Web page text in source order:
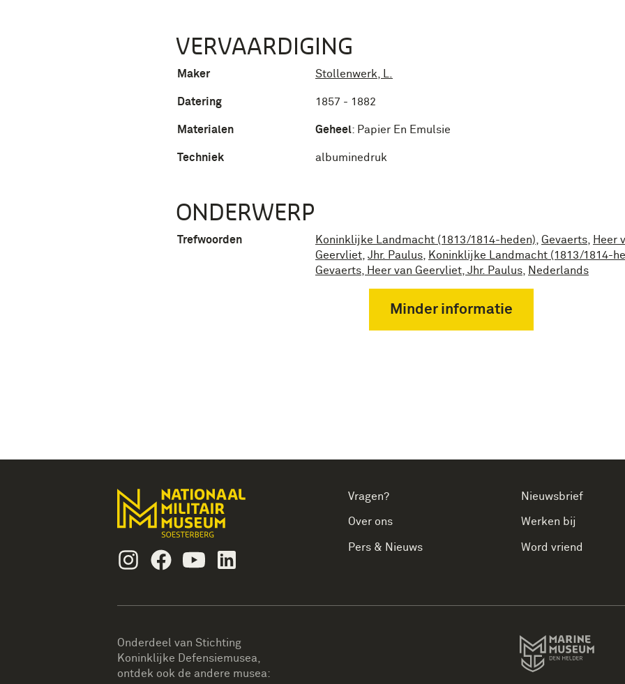
VERVAARDIGING
Maker Stollenwerk, L.
Datering 1857 - 1882
Materialen Geheel: Papier En Emulsie
Techniek albuminedruk
ONDERWERP
Trefwoorden Koninklijke Landmacht (1813/1814-heden) Gevaerts
Heer
Geervliet Jhr. Paulus Koninklijke Landmacht (1813/1814-
Gevaerts, Heer van Geervliet, Jhr. Paulus
Nederlands
Minder informatie
InstagramFacebookYoutube
Vragen?
Over ons
Pers & Nieuws
Nieuwsbrief
Werken bij
Word vriend
Onderdeel van Stichting
Koninklijke Defensiemusea,
ontdek ook de andere musea: